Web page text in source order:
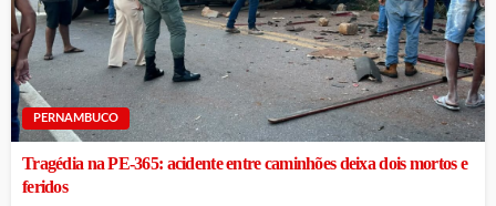
PERNAMBUCO
Tragédia na PE-365: acidente entre caminhões deixa dois mortos e
feridos